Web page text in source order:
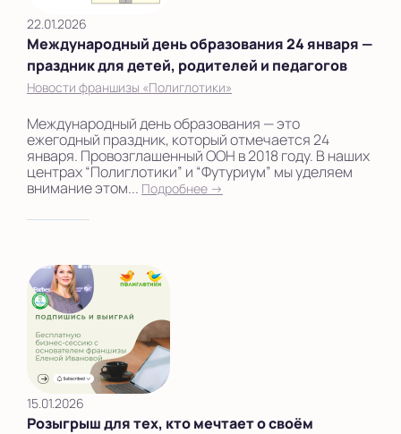
22.01.2026
Международный день образования 24 января —
праздник для детей, родителей и педагогов
Новости франшизы «Полиглотики»
Международный день образования — это
ежегодный праздник, который отмечается 24
января. Провозглашенный ООН в 2018 году. В наших
центрах “Полиглотики” и “Футуриум” мы уделяем
внимание этом... Подробнее →
15.01.2026
Розыгрыш для тех, кто мечтает о своём